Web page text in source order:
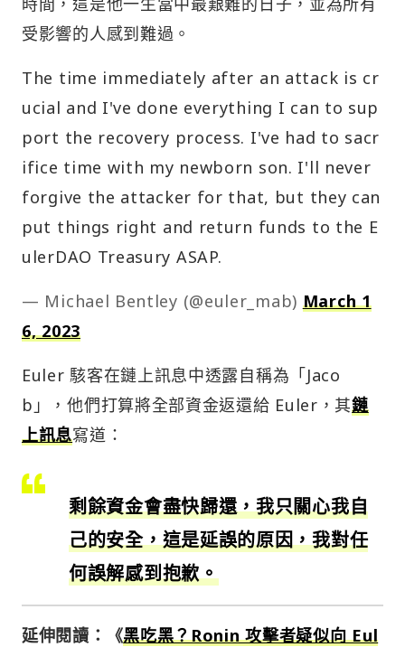
受影響的人感到難過。
The time immediately after an attack is cr
ucial and I've done everything I can to sup
port the recovery process. I've had to sacr
ifice time with my newborn son. I'll never
forgive the attacker for that, but they can
put things right and return funds to the E
ulerDAO Treasury ASAP.
— Michael Bentley (@euler_mab) March 1
6, 2023
Euler 駭客在鏈上訊息中透露自稱為「Jaco
b」，他們打算將全部資金返還給 Euler，其鏈
上訊息寫道：
剩餘資金會盡快歸還，我只關心我自
己的安全，這是延誤的原因，我對任
何誤解感到抱歉。
延伸閱讀：《黑吃黑？Ronin 攻擊者疑似向 Eul